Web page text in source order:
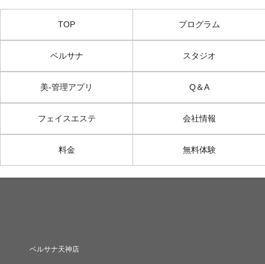
TOP プログラム
ベルサナ スタジオ
美-管理アプリ Q＆A
フェイスエステ 会社情報
料金 無料体験
ベルサナ天神店